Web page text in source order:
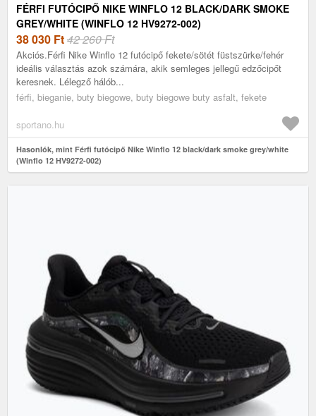
FÉRFI FUTÓCIPŐ NIKE WINFLO 12 BLACK/DARK SMOKE
GREY/WHITE (WINFLO 12 HV9272-002)
38 030 Ft42 260 Ft
Akciós.Férfi Nike Winflo 12 futócipő fekete/sötét füstszürke/fehér
ideális választás azok számára, akik semleges jellegű edzőcipőt
keresnek. Lélegző hálób...
férfi, bieganie, buty biegowe, buty biegowe buty asfalt, fekete
sportano.hu
Hasonlók, mint Férfi futócipő Nike Winflo 12 black/dark smoke grey/white
(Winflo 12 HV9272-002)